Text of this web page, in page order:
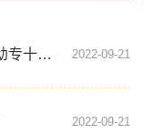
铜仁幼专开展“凝心聚力强担当·筑梦幼专十周年” 庆“五一”系列活动 2022-09-21
2022-09-21